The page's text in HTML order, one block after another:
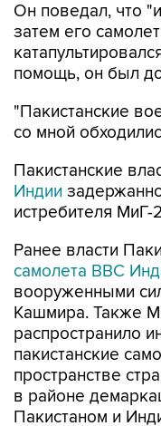
Он поведал, что
затем его
помощь, он был
"Пакистанские
со мной
Пакистанские
Индии
истребителя МиГ-
Ранее власти
самолета ВВС
вооруженными
Кашмира. Также
распространило
пакистанские
пространстве
в районе
Пакистаном и